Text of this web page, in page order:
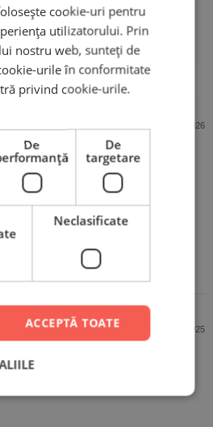
15 iulie 2026
11 septembrie 2025
cookie-uri pentru
utilizatorului. Prin
nostru web, sunteți de
urile în conformitate
privind cookie-urile.
De
De
targetare
Neclasificate
ACCEPTĂ TOATE